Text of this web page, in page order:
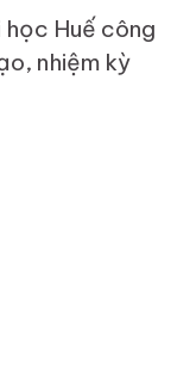
Huế công
nhiệm kỳ